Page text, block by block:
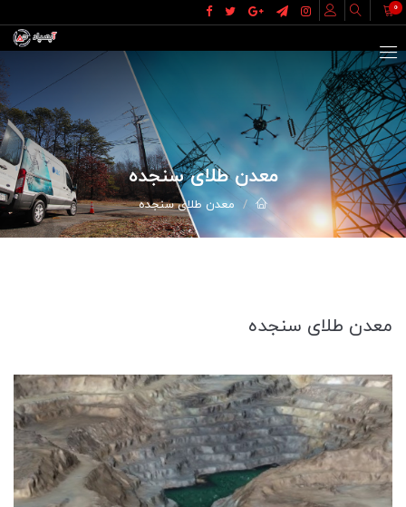
0
معدن طلای سنجده
معدن طلای سنجده
معدن طلای سنجده